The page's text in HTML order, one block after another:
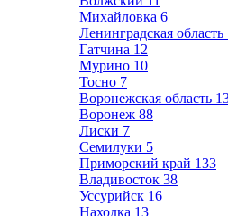
Михайловка 6
Ленинградская область
Гатчина 12
Мурино 10
Тосно 7
Воронежская область
Воронеж 88
Лиски 7
Семилуки 5
Приморский край 133
Владивосток 38
Уссурийск 16
Находка 13